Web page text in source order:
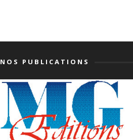
NOS PUBLICATIONS